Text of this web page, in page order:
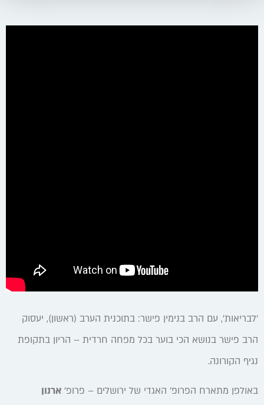
'לבריאות', עם הרב בנימין פישר: בתוכנית הערב (ראשון), יעסוק
הרב פישר בנושא הכי בוער בכל מפחה חרדית – הריון בתקופת
נגיף הקורונה.
באולפן מתארח הפרופ' האגדי של ירושלים – פרופ' ארנון